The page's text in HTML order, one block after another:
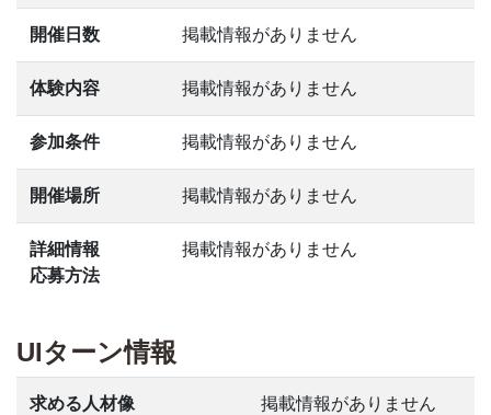
開催日数 掲載情報がありません
体験内容 掲載情報がありません
参加条件 掲載情報がありません
開催場所 掲載情報がありません
詳細情報
応募方法
掲載情報がありません
UIターン情報
求める人材像 掲載情報がありません